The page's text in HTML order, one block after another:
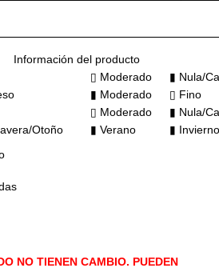
Información del producto
▯ Moderado ▮ Nula/
▮ Moderado
▯ Fino
▯ Moderado
▮ Nula/
Otoño ▮ Verano ▮ Invierno
NO TIENEN CAMBIO. PUEDEN